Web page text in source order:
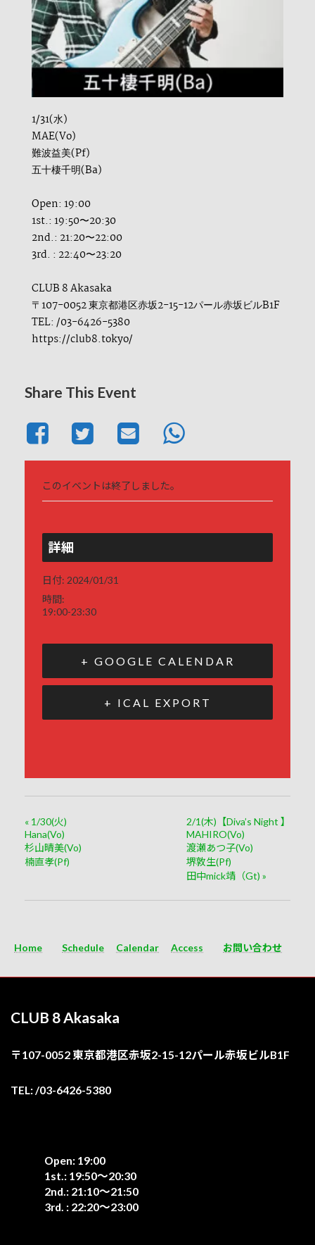
1/31(水)
MAE(Vo)
難波益美(Pf)
五十棲千明(Ba)
Open: 19:00
1st.: 19:50〜20:30
2nd.: 21:20〜22:00
3rd. : 22:40〜23:20
CLUB 8 Akasaka
〒107-0052 東京都港区赤坂2-15-12パール赤坂ビルB1F
TEL: /03-6426-5380
https://club8.tokyo/
Share This Event
このイベントは終了しました。
詳細
日付: 2024/01/31
時間:
19:00-23:30
+ GOOGLE CALENDAR
+ ICAL EXPORT
« 1/30(火)
Hana(Vo)
杉山晴美(Vo)
楠直孝(Pf)
2/1(木)【Diva’s Night 】
MAHIRO(Vo)
渡瀬あつ子(Vo)
堺敦生(Pf)
田中mick靖（Gt) »
Home Schedule Calendar Access お問い合わせ
CLUB 8 Akasaka
〒107-0052 東京都港区赤坂2-15-12パール赤坂ビルB1F
TEL: /03-6426-5380
Open: 19:00
1st.: 19:50〜20:30
2nd.: 21:10〜21:50
3rd. : 22:20〜23:00